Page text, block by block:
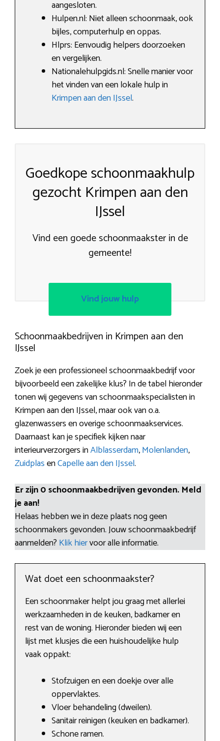
aangesloten.
Hulpen.nl: Niet alleen schoonmaak, ook
bijles, computerhulp en oppas.
Hlprs: Eenvoudig helpers doorzoeken
en vergelijken.
Nationalehulpgids.nl: Snelle manier voor
het vinden van een lokale hulp in
Krimpen aan den IJssel.
Goedkope schoonmaakhulp
gezocht Krimpen aan den
IJssel
Vind een goede schoonmaakster in de
gemeente!
Vind jouw hulp
Schoonmaakbedrijven in Krimpen aan den
IJssel
Zoek je een professioneel schoonmaakbedrijf voor
bijvoorbeeld een zakelijke klus? In de tabel hieronder
tonen wij gegevens van schoonmaakspecialisten in
Krimpen aan den IJssel, maar ook van o.a.
glazenwassers en overige schoonmaakservices.
Daarnaast kan je specifiek kijken naar
interieurverzorgers inAlblasserdam,Molenlanden,
ZuidplasenCapelle aan den IJssel.
Er zijn 0 schoonmaakbedrijven gevonden. Meld
je aan!
Helaas hebben we in deze plaats nog geen
schoonmakers gevonden. Jouw schoonmaakbedrijf
aanmelden? Klik hiervoor alle informatie.
Wat doet een schoonmaakster?
Een schoonmaker helpt jou graag met allerlei
werkzaamheden in de keuken, badkamer en
rest van de woning. Hieronder bieden wij een
lijst met klusjes die een huishoudelijke hulp
vaak oppakt:
Stofzuigen en een doekje over alle
oppervlaktes.
Vloer behandeling (dweilen).
Sanitair reinigen (keuken en badkamer).
Schone ramen.